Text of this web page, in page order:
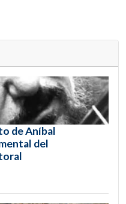
de Aníbal
del